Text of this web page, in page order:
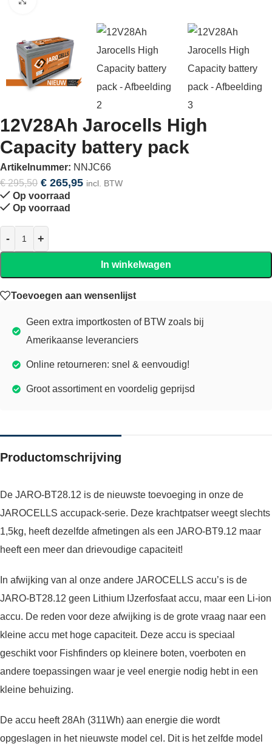
12V28Ah Jarocells High
Capacity battery pack
Artikelnummer: NNJC66
€295,50 € 265,95 incl. BTW
Op voorraad
Op voorraad
In winkelwagen
Toevoegen aan wensenlijst
Geen extra importkosten of BTW zoals bij
Amerikaanse leveranciers
Online retourneren: snel & eenvoudig!
Groot assortiment en voordelig geprijsd
Productomschrijving
De JARO-BT28.12 is de nieuwste toevoeging in onze de
JAROCELLS accupack-serie. Deze krachtpatser weegt slechts
1,5kg, heeft dezelfde afmetingen als een JARO-BT9.12 maar
heeft een meer dan drievoudige capaciteit!
In afwijking van al onze andere JAROCELLS accu’s is de
JARO-BT28.12 geen Lithium IJzerfosfaat accu, maar een Li-ion
accu. De reden voor deze afwijking is de grote vraag naar een
kleine accu met hoge capaciteit. Deze accu is speciaal
geschikt voor Fishfinders op kleinere boten, voerboten en
andere toepassingen waar je veel energie nodig hebt in een
kleine behuizing.
De accu heeft 28Ah (311Wh) aan energie die wordt
opgeslagen in het nieuwste model cel. Dit is het zelfde model